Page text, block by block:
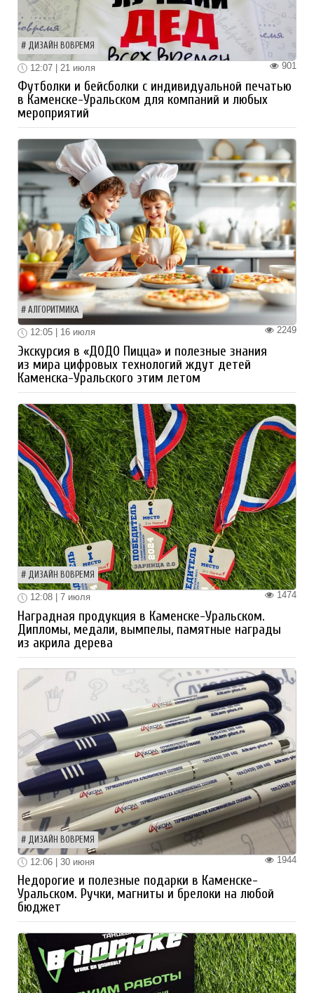
ДИЗАЙН ВОВРЕМЯ
901
12:07 | 21 июля
Футболки и бейсболки с индивидуальной печатью
в Каменске-Уральском для компаний и любых
мероприятий
АЛГОРИТМИКА
2249
12:05 | 16 июля
Экскурсия в «ДОДО Пицца» и полезные знания
из мира цифровых технологий ждут детей
Каменска-Уральского этим летом
ДИЗАЙН ВОВРЕМЯ
1474
12:08 | 7 июля
Наградная продукция в Каменске-Уральском.
Дипломы, медали, вымпелы, памятные награды
из акрила дерева
ДИЗАЙН ВОВРЕМЯ
1944
12:06 | 30 июня
Недорогие и полезные подарки в Каменске-
Уральском. Ручки, магниты и брелоки на любой
бюджет